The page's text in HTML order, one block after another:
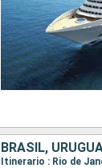
BRASIL,
Itinerario : Rio de